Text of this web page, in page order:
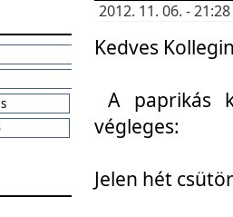
2012. 11. 06. -
Kedves
A paprikás
végleges:
Jelen hét